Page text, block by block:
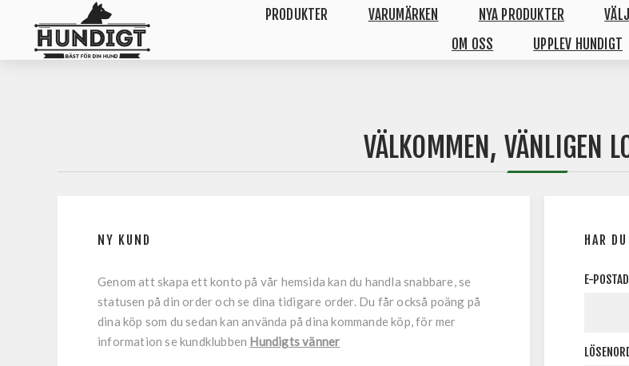
PRODUKTER VARUMÄRKEN NYA PRODUKTER
OM OSS
UPPLEV HUNDIGT
VÄLKOMMEN, VÄNLIGEN
NY KUND
Genom att skapa ett konto på vår hemsida kan du handla snabbare, se
statusen på din order och se dina tidigare order. Du får också poäng på
dina köp som du sedan kan använda på dina kommande köp, för mer
information se kundklubben Hundigts vänner
HAR
E-